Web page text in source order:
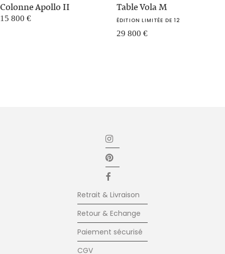
Colonne Apollo II
15 800 €
Table Vola M
ÉDITION LIMITÉE DE 12
29 800 €
Retrait & Livraison
Retour & Echange
Paiement sécurisé
CGV